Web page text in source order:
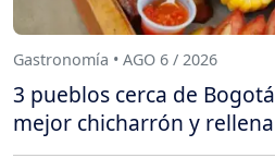
Gastronomía • AGO 6 / 2026
3 pueblos cerca de
mejor chicharrón y rellena